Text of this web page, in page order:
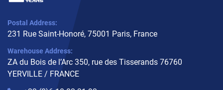
Postal Address:
231 Rue Saint-Honoré, 75001 Paris, France
Warehouse Address:
ZA du Bois de l’Arc 350, rue des Tisserands 76760
YERVILLE / FRANCE